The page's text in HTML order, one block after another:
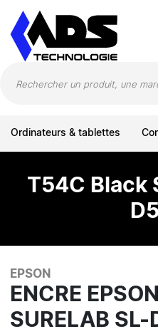
Ordinateurs & tablettes
T54C Black
EPSON
ENCRE
SURELAB